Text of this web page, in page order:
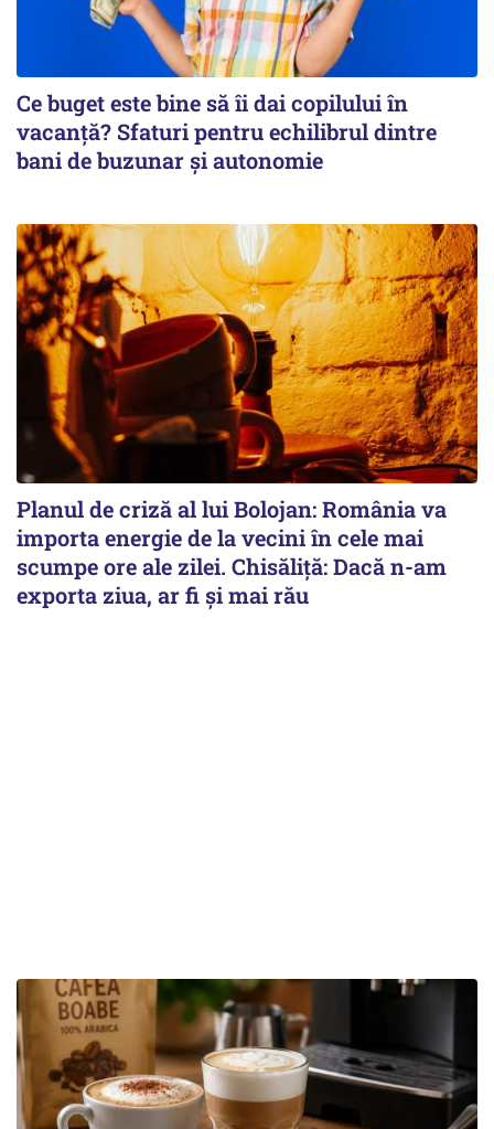
Ce buget este bine să îi dai copilului în
vacanță? Sfaturi pentru echilibrul dintre
bani de buzunar și autonomie
Planul de criză al lui Bolojan: România va
importa energie de la vecini în cele mai
scumpe ore ale zilei. Chisăliță: Dacă n-am
exporta ziua, ar fi și mai rău